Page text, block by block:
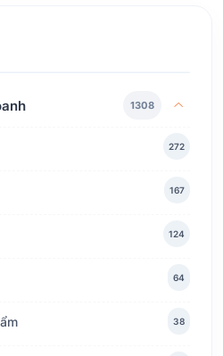
1308
272
167
124
64
38